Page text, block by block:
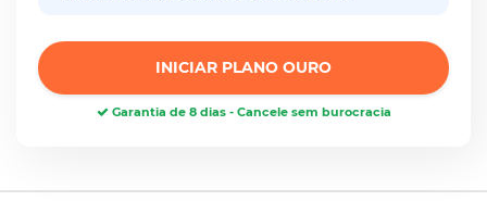
INICIAR PLANO OURO
Garantia de 8 dias - Cancele sem burocracia